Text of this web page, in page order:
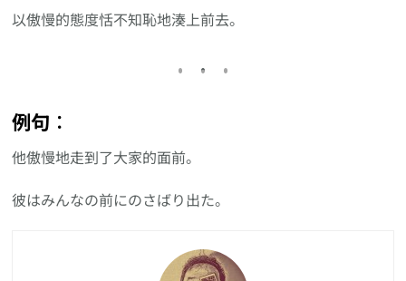
以傲慢的態度恬不知恥地湊上前去。
例句︰
他傲慢地走到了大家的面前。
彼はみんなの前にのさばり出た。